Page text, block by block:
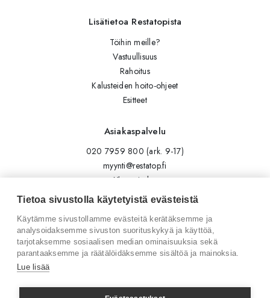
Lisätietoa Restatopista
Töihin meille?
Vastuullisuus
Rahoitus
Kalusteiden hoito-ohjeet
Esitteet
Asiakaspalvelu
020 7959 800 (ark. 9-17)
myynti@restatop.fi
Yhteystiedot
Lähetä viesti
Seuraa meitä
Tilaa uutiskirje
Facebook
Tietoa sivustolla käytetyistä evästeistä
Käytämme sivustollamme evästeitä kerätäksemme ja
analysoidaksemme sivuston suorituskykyä ja käyttöä,
tarjotaksemme sosiaalisen median ominaisuuksia sekä
parantaaksemme ja räätälöidäksemme sisältöä ja mainoksia.
Lue lisää